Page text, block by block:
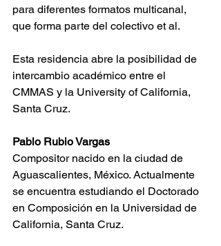
para diferentes formatos multicanal,
que forma parte del colectivo et al.
Esta residencia abre la posibilidad de
intercambio académico entre el
CMMAS y la University of California,
Santa Cruz.
Pablo Rubio Vargas
Compositor nacido en la ciudad de
Aguascalientes, México. Actualmente
se encuentra estudiando el Doctorado
en Composición en la Universidad de
California, Santa Cruz.